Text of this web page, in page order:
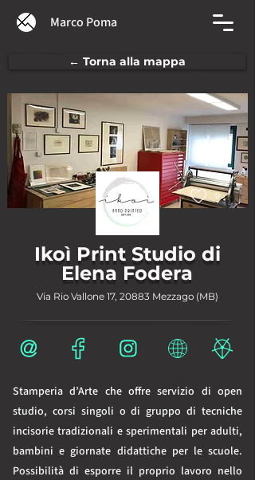
Marco Poma
← Torna alla mappa
0
Ikoì Print Studio di
Elena Fodera
Via Rio Vallone 17, 20883 Mezzago (MB)
Stamperia d’Arte che offre servizio di open
studio, corsi singoli o di gruppo di tecniche
incisorie tradizionali e sperimentali per adulti,
bambini e giornate didattiche per le scuole.
Possibilità di esporre il proprio lavoro nello